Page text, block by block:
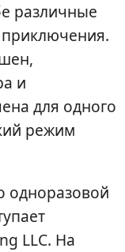
различные
и
для одного
режим
одноразовой
LLC. На